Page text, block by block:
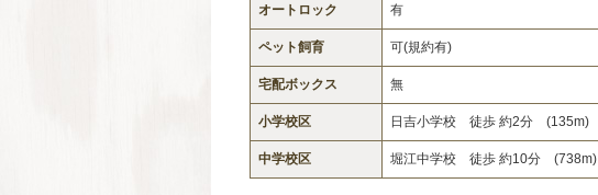
オートロック 有
ペット飼育 可(規約有)
宅配ボックス 無
小学校区 日吉小学校 徒歩 約2分 (135m)
中学校区 堀江中学校 徒歩 約10分 (738m)